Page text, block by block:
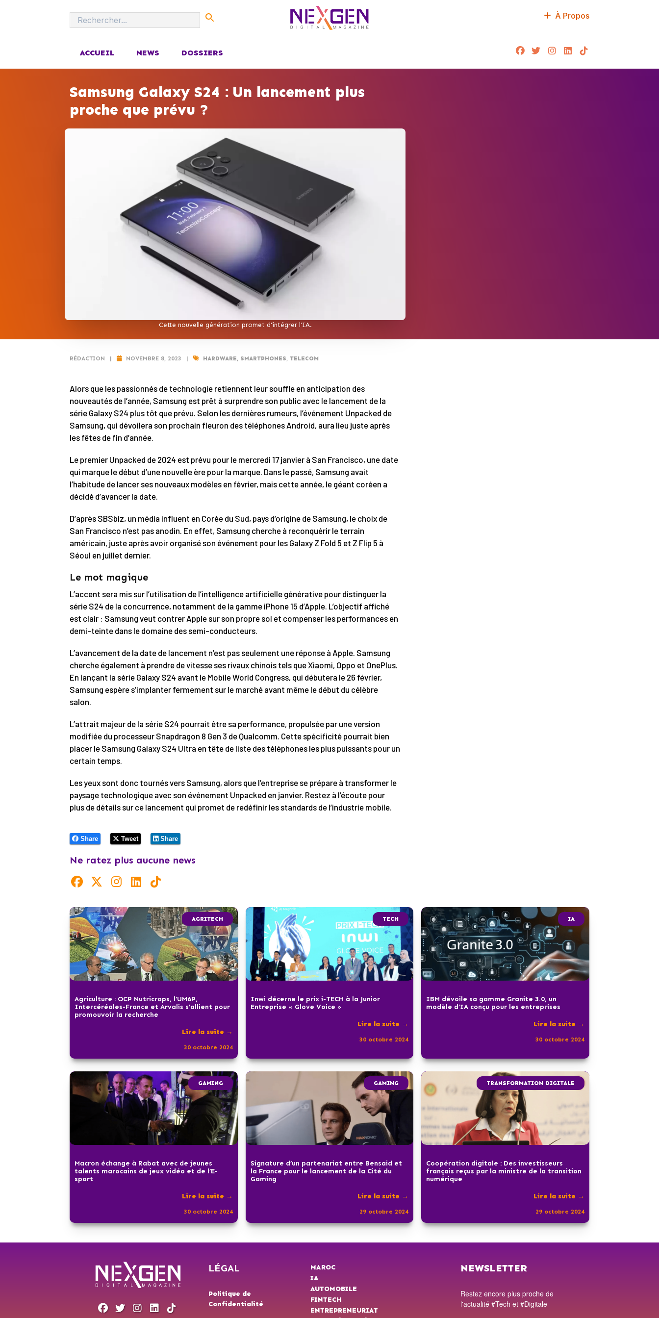
À Propos
ACCUEIL NEWS DOSSIERS
Samsung Galaxy S24 : Un lancement plus
proche que prévu ?
Cette nouvelle génération promet d'intégrer l'IA.
RÉDACTION | NOVEMBRE 8, 2023 | HARDWARE, SMARTPHONES, TELECOM
Alors que les passionnés de technologie retiennent leur souffle en anticipation des
nouveautés de l’année, Samsung est prêt à surprendre son public avec le lancement de la
série Galaxy S24 plus tôt que prévu. Selon les dernières rumeurs, l’événement Unpacked de
Samsung, qui dévoilera son prochain fleuron des téléphones Android, aura lieu juste après
les fêtes de fin d’année.
Le premier Unpacked de 2024 est prévu pour le mercredi 17 janvier à San Francisco, une date
qui marque le début d’une nouvelle ère pour la marque. Dans le passé, Samsung avait
l’habitude de lancer ses nouveaux modèles en février, mais cette année, le géant coréen a
décidé d’avancer la date.
D’après SBSbiz, un média influent en Corée du Sud, pays d’origine de Samsung, le choix de
San Francisco n’est pas anodin. En effet, Samsung cherche à reconquérir le terrain
américain, juste après avoir organisé son événement pour les Galaxy Z Fold 5 et Z Flip 5 à
Séoul en juillet dernier.
Le mot magique
L’accent sera mis sur l’utilisation de l’intelligence artificielle générative pour distinguer la
série S24 de la concurrence, notamment de la gamme iPhone 15 d’Apple. L’objectif affiché
est clair : Samsung veut contrer Apple sur son propre sol et compenser les performances en
demi-teinte dans le domaine des semi-conducteurs.
L’avancement de la date de lancement n’est pas seulement une réponse à Apple. Samsung
cherche également à prendre de vitesse ses rivaux chinois tels que Xiaomi, Oppo et OnePlus.
En lançant la série Galaxy S24 avant le Mobile World Congress, qui débutera le 26 février,
Samsung espère s’implanter fermement sur le marché avant même le début du célèbre
salon.
L’attrait majeur de la série S24 pourrait être sa performance, propulsée par une version
modifiée du processeur Snapdragon 8 Gen 3 de Qualcomm. Cette spécificité pourrait bien
placer le Samsung Galaxy S24 Ultra en tête de liste des téléphones les plus puissants pour un
certain temps.
Les yeux sont donc tournés vers Samsung, alors que l’entreprise se prépare à transformer le
paysage technologique avec son événement Unpacked en janvier. Restez à l’écoute pour
plus de détails sur ce lancement qui promet de redéfinir les standards de l’industrie mobile.
Share Tweet Share
Ne ratez plus aucune news
AGRITECH
Agriculture : OCP Nutricrops, l’UM6P,
Intercéréales-France et Arvalis s’allient pour
promouvoir la recherche
Lire la suite →
30 octobre 2024
TECH
Inwi décerne le prix i-TECH à la Junior
Entreprise « Glove Voice »
Lire la suite →
30 octobre 2024
IA
IBM dévoile sa gamme Granite 3.0, un
modèle d’IA conçu pour les entreprises
Lire la suite →
30 octobre 2024
GAMING
Macron échange à Rabat avec de jeunes
talents marocains de jeux vidéo et de l’E-
sport
Lire la suite →
30 octobre 2024
GAMING
Signature d’un partenariat entre Bensaid et
la France pour le lancement de la Cité du
Gaming
Lire la suite →
29 octobre 2024
TRANSFORMATION DIGITALE
Coopération digitale : Des investisseurs
français reçus par la ministre de la transition
numérique
Lire la suite →
29 octobre 2024
LÉGAL
Politique de
Confidentialité
MAROC
IA
AUTOMOBILE
FINTECH
ENTREPRENEURIAT
NEWSLETTER
Restez encore plus proche de
l'actualité #Tech et #Digitale